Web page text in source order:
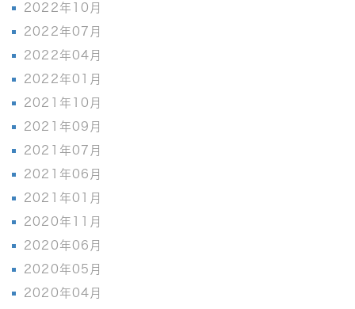
2022年10月
2022年07月
2022年04月
2022年01月
2021年10月
2021年09月
2021年07月
2021年06月
2021年01月
2020年11月
2020年06月
2020年05月
2020年04月